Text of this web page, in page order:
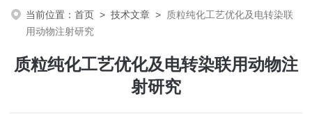
当前位置：首页 >技术文章 > 质粒纯化工艺优化及电转染联
用动物注射研究
质粒纯化工艺优化及电转染联用动物注
射研究